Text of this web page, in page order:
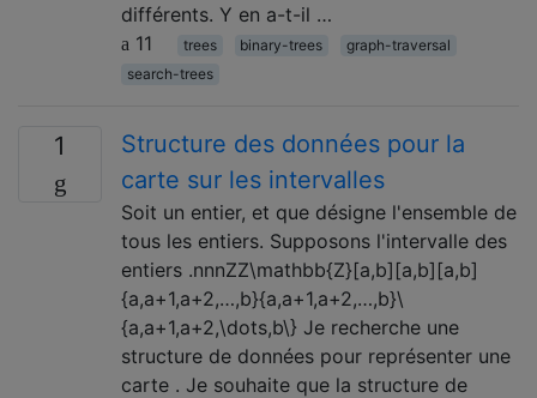
différents. Y en a-t-il …
11
trees binary-trees
graph-traversal
search-trees
1
Structure des données pour la
carte sur les intervalles
Soit un entier, et que désigne l'ensemble de
tous les entiers. Supposons l'intervalle des
entiers .nnnZZ\mathbb{Z}[a,b][a,b][a,b]
{a,a+1,a+2,…,b}{a,a+1,a+2,…,b}\
{a,a+1,a+2,\dots,b\} Je recherche une
structure de données pour représenter une
carte . Je souhaite que la structure de